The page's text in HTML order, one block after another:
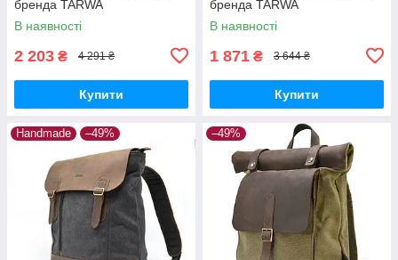
бренда TARWA
В наявності
2 203 ₴ 4 291 ₴
Купити
бренда TARWA
В наявності
1 871 ₴ 3 644 ₴
Купити
Handmade –49% –49%